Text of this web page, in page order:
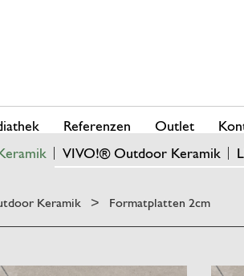
VIVO!® Outdoor Keramik
Referenzen Outlet
Keramik > Formatplatten 2cm